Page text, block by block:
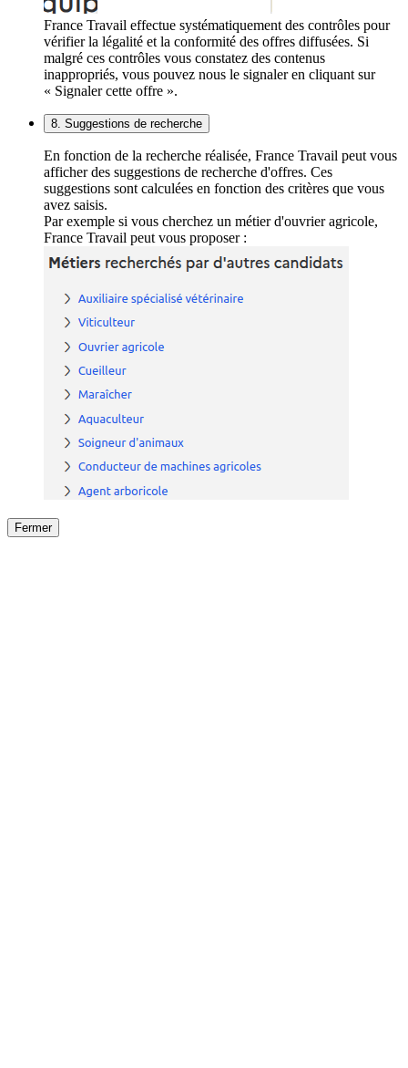
France Travail effectue systématiquement des contrôles pour
vérifier la légalité et la conformité des offres diffusées. Si
malgré ces contrôles vous constatez des contenus
inappropriés, vous pouvez nous le signaler en cliquant sur
« Signaler cette offre ».
8. Suggestions de recherche
En fonction de la recherche réalisée, France Travail peut vous
afficher des suggestions de recherche d'offres. Ces
suggestions sont calculées en fonction des critères que vous
avez saisis.
Par exemple si vous cherchez un métier d'ouvrier agricole,
France Travail peut vous proposer :
Fermer